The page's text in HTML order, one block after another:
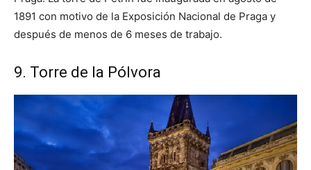
1891 con motivo de la Exposición Nacional de Praga y
después de menos de 6 meses de trabajo.
9. Torre de la Pólvora